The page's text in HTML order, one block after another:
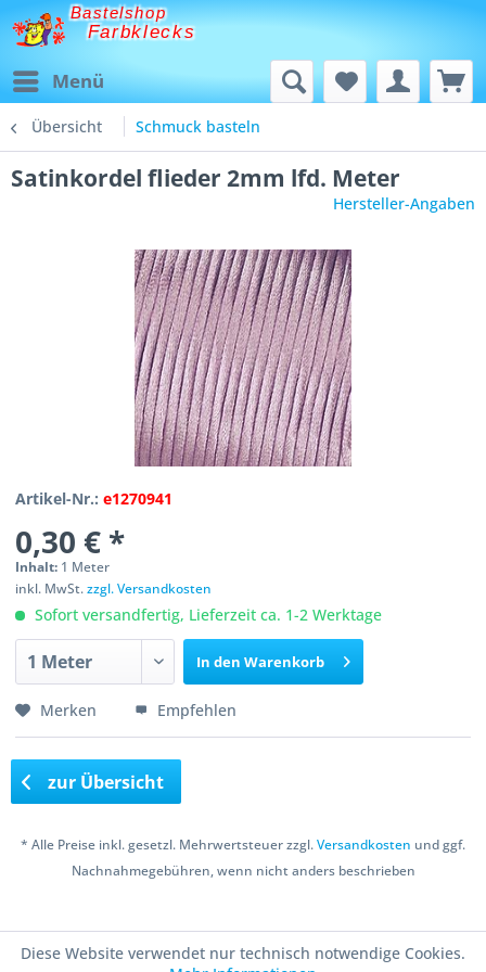
Bastelshop
Farbklecks
Menü
Übersicht Schmuck basteln
Satinkordel flieder 2mm lfd. Meter
Hersteller-Angaben
Artikel-Nr.:e1270941
0,30 € *
Inhalt: 1 Meter
inkl. MwSt.zzgl. Versandkosten
Sofort versandfertig, Lieferzeit ca. 1-2 Werktage
In den Warenkorb
Merken Empfehlen
zur Übersicht
* Alle Preise inkl. gesetzl. Mehrwertsteuer zzgl.Versandkosten und ggf.
Nachnahmegebühren, wenn nicht anders beschrieben
Diese Website verwendet nur technisch notwendige Cookies.